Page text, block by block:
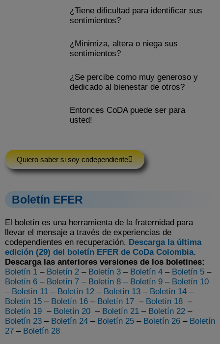
¿Tiene dificultad para identificar sus
sentimientos?
¿Minimiza, altera o niega sus
sentimientos?
¿Se percibe como muy generoso y
dedicado al bienestar de otros?
Entonces CoDA puede ser para
usted!
Quiero saber si soy codependiente
Boletín EFER
El boletín es una herramienta de la fraternidad para
llevar el mensaje a través de experiencias de
codependientes en recuperación. Descarga la última
edición (29) del boletín EFER de CoDa Colombia.
Descarga las anteriores versiones de los boletines:
Boletín 1 – Boletín 2 – Boletín 3 – Boletín 4 – Boletín 5 –
Boletín 6 – Boletín 7 – Boletín 8 – Boletín 9 – Boletín 10
– Boletín 11 – Boletín 12 – Boletín 13 – Boletín 14 –
Boletín 15 – Boletín 16 – Boletín 17 – Boletín 18 –
Boletín 19 – Boletín 20 – Boletín 21 – Boletín 22 –
Boletín 23 – Boletín 24 – Boletín 25 – Boletín 26 – Boletín
27 – Boletín 28